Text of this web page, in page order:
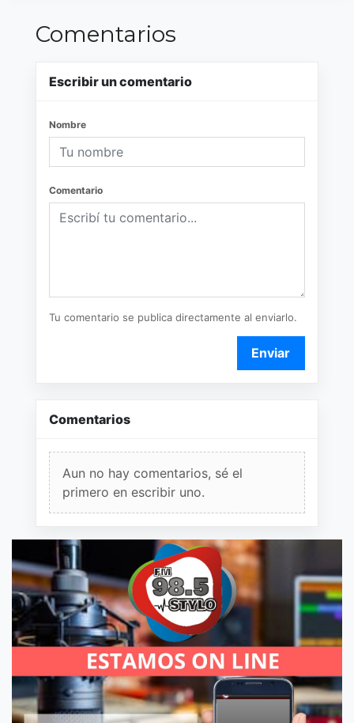
Comentarios
Escribir un comentario
Nombre
Comentario
Tu comentario se publica directamente al enviarlo.
Enviar
Comentarios
Aun no hay comentarios, sé el
primero en escribir uno.